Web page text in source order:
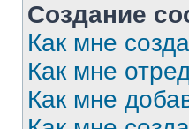
Создание
Как мне
Как мне
Как мне